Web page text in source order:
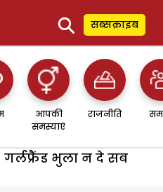
⚲ सब्सक्राइब
आपकी
समस्याएं
राजनीति
गर्लफ्रैंड भुला न दे सब